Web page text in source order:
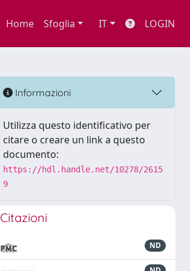
Home Sfoglia IT LOGIN
Informazioni
Utilizza questo identificativo per
citare o creare un link a questo
documento:
https://hdl.handle.net/10278/2615
9
Citazioni
ND